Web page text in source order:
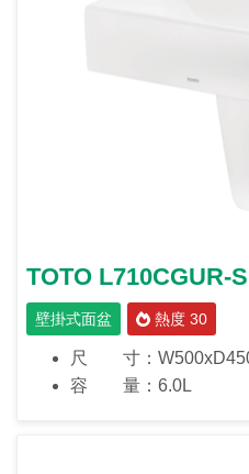
TOTO L710CGUR-
壁掛式面盆 熱度 30
尺 寸：
容 量：6.0L